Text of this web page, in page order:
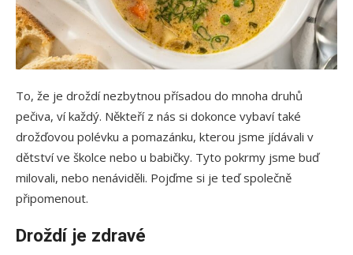
To, že je droždí nezbytnou přísadou do mnoha druhů
pečiva, ví každý. Někteří z nás si dokonce vybaví také
drožďovou polévku a pomazánku, kterou jsme jídávali v
dětství ve školce nebo u babičky. Tyto pokrmy jsme buď
milovali, nebo nenáviděli. Pojďme si je teď společně
připomenout.
Droždí je zdravé